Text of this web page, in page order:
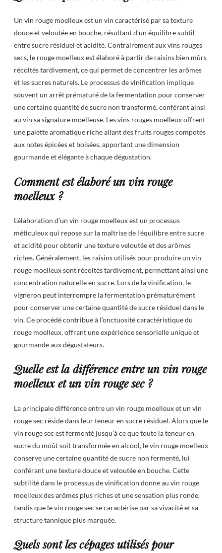
Un vin rouge moelleux est un vin caractérisé par sa texture
douce et veloutée en bouche, résultant d’un équilibre subtil
entre sucre résiduel et acidité. Contrairement aux vins rouges
secs, le rouge moelleux est élaboré à partir de raisins bien mûrs
récoltés tardivement, ce qui permet de concentrer les arômes
et les sucres naturels. Le processus de vinification implique
souvent un arrêt prématuré de la fermentation pour conserver
une certaine quantité de sucre non transformé, conférant ainsi
au vin sa signature moelleuse. Les vins rouges moelleux offrent
une palette aromatique riche allant des fruits rouges compotés
aux notes épicées et boisées, apportant une dimension
gourmande et élégante à chaque dégustation.
Comment est élaboré un vin rouge
moelleux ?
L’élaboration d’un vin rouge moelleux est un processus
méticuleux qui repose sur la maîtrise de l’équilibre entre sucre
et acidité pour obtenir une texture veloutée et des arômes
riches. Généralement, les raisins utilisés pour produire un vin
rouge moelleux sont récoltés tardivement, permettant ainsi une
concentration naturelle en sucre. Lors de la vinification, le
vigneron peut interrompre la fermentation prématurément
pour conserver une certaine quantité de sucre résiduel dans le
vin. Ce procédé contribue à l’onctuosité caractéristique du
rouge moelleux, offrant une expérience sensorielle unique et
gourmande aux dégustateurs.
Quelle est la différence entre un vin rouge
moelleux et un vin rouge sec ?
La principale différence entre un vin rouge moelleux et un vin
rouge sec réside dans leur teneur en sucre résiduel. Alors que le
vin rouge sec est fermenté jusqu’à ce que toute la teneur en
sucre du moût soit transformée en alcool, le vin rouge moelleux
conserve une certaine quantité de sucre non fermenté, lui
conférant une texture douce et veloutée en bouche. Cette
subtilité dans le processus de vinification donne au vin rouge
moelleux des arômes plus riches et une sensation plus ronde,
tandis que le vin rouge sec se caractérise par sa vivacité et sa
structure tannique plus marquée.
Quels sont les cépages utilisés pour